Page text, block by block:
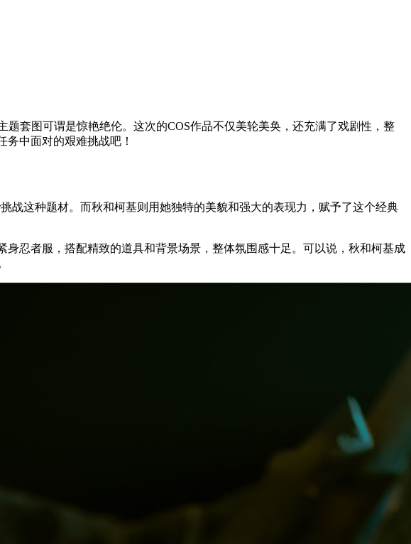
题套图可谓是惊艳绝伦。这次的COS作品不仅美轮美奂，还充满了戏剧性，整
中面对的艰难挑战吧！
战这种题材。而秋和柯基则用她独特的美貌和强大的表现力，赋予了这个经典
忍者服，搭配精致的道具和背景场景，整体氛围感十足。可以说，秋和柯基成